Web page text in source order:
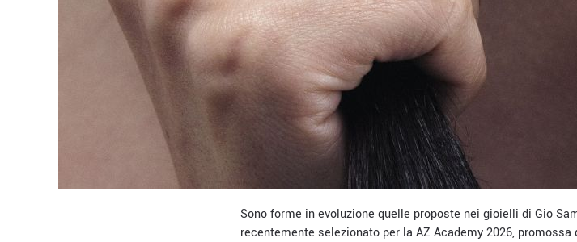
Sono forme in evoluzione quelle proposte nei gioielli di Gio
recentemente selezionato per la AZ Academy 2026,